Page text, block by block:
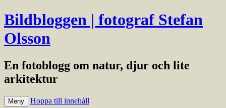
Bildbloggen | fotograf Stefan
Olsson
En fotoblogg om natur, djur och lite
arkitektur
Meny Hoppa till innehåll